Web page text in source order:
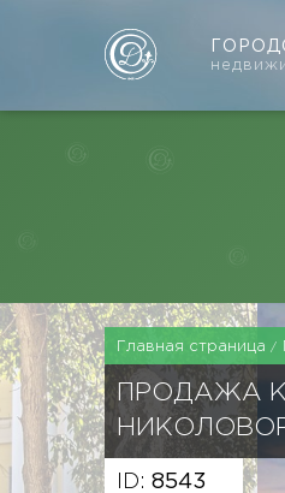
Главная страница
ПРОДАЖА
ID: 8543